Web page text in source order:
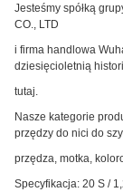
Jesteśmy spółką
CO., LTD
i firma handlowa
dziesięcioletnią
tutaj.
Nasze kategorie
przędzy do nici do
przędza, motka,
Specyfikacja: 20 S /